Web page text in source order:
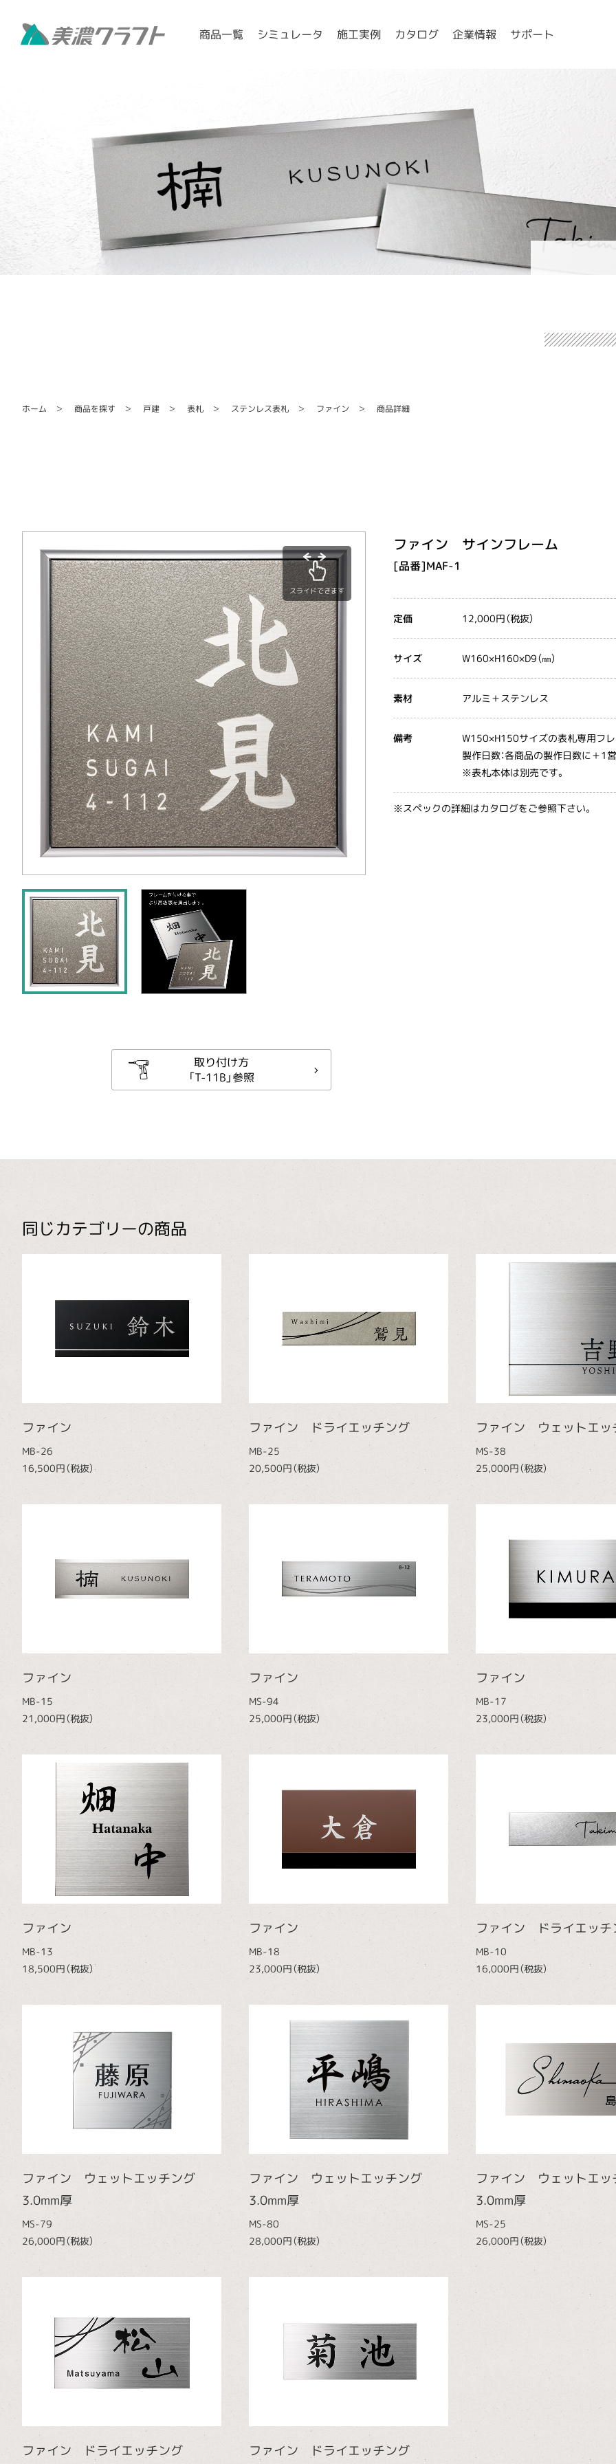
商品一覧 シミュレータ 施工実例 カタログ 企業情報 サポート
ホーム 商品を探す 戸建 表札 ステンレス表札 ファイン 商品詳細
スライドできます
ファイン サインフレーム
[品番]MAF-1
定価 12,000円（税抜）
サイズ W160×H160×D9（㎜）
素材 アルミ＋ステンレス
備考 W150×H150サイズの表札専用フレ
製作日数：各商品の製作日数に＋1
※表札本体は別売です。
※スペックの詳細はカタログをご参照下さい。
取り付け方
「T-11B」参照
同じカテゴリーの商品
ファイン
MB-26
16,500円（税抜）
ファイン ドライエッチング
MB-25
20,500円（税抜）
ファイン ウェットエッ
MS-38
25,000円（税抜）
ファイン
MB-15
21,000円（税抜）
ファイン
MS-94
25,000円（税抜）
ファイン
MB-17
23,000円（税抜）
ファイン
MB-13
18,500円（税抜）
ファイン
MB-18
23,000円（税抜）
ファイン ドライエッチ
MB-10
16,000円（税抜）
ファイン ウェットエッチング
3.0mm厚
MS-79
26,000円（税抜）
ファイン ウェットエッチング
3.0mm厚
MS-80
28,000円（税抜）
ファイン ウェットエ
3.0mm厚
MS-25
26,000円（税抜）
ファイン ドライエッチング ファイン ドライエッチング